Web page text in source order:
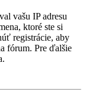
vašu IP adresu
ktoré ste si
registrácie, aby
fórum. Pre ďalšie